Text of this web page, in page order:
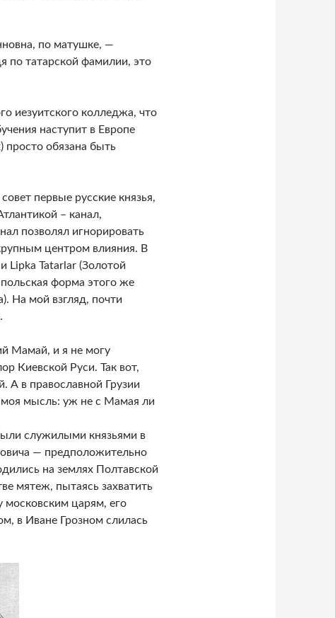
по матушке, —
по татарской фамилии, это
иезуитского колледжа, что
наступит в Европе
обязана быть
первые русские князья,
– канал,
позволял игнорировать
центром влияния. В
Lipka Tatarlar (Золотой
форма этого же
На мой взгляд, почти
Мамай, и я не могу
Киевской Руси. Так вот,
А в православной Грузии
моя мысль: уж не с Мамая ли
служилыми князьями в
— предположительно
на землях Полтавской
мятеж, пытаясь захватить
московским царям, его
в Иване Грозном слилась